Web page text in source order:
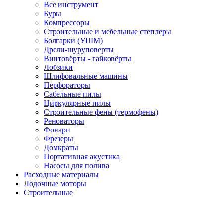
Все инструмент
Буры
Компрессоры
Строительные и мебельные степлеры
Болгарки (УШМ)
Дрели-шуруповерты
Винтовёрты - гайковёрты
Лобзики
Шлифовальные машины
Перфораторы
Сабельные пилы
Циркулярные пилы
Строительные фены (термофены)
Реноваторы
Фонари
Фрезеры
Домкраты
Портативная акустика
Насосы для полива
Расходные материалы
Лодочные моторы
Строительные